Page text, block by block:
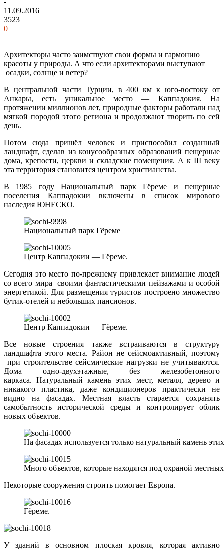
11.09.2016
3523
0
Архитекторы часто заимствуют свои формы и гармонию
красоты у природы. А что если архитекторами выступают
осадки, солнце и ветер?
В центральной части Турции, в 400 км к юго-востоку от
Анкары, есть уникальное место — Каппадокия. На
протяжении миллионов лет, природные факторы работали над
мягкой породой этого региона и продолжают творить по сей
день.
Потом сюда пришёл человек и приспособил созданный
ландшафт, сделав из конусообразных образований пещерные
дома, крепости, церкви и складские помещения. А к III веку
эта территория становится центром христианства.
В 1985 году Национальный парк Гёреме и пещерные
поселения Каппадокии включены в список мирового
наследия ЮНЕСКО.
Национальный парк Гёреме
Центр Каппадокии — Гёреме.
Сегодня это место по-прежнему привлекает внимание людей
со всего мира своими фантастическими пейзажами и особой
энергетикой. Для размещения туристов построено множество
бутик-отелей и небольших пансионов.
Центр Каппадокии — Гёреме.
Все новые строения также встраиваются в структуру
ландшафта этого места. Район не сейсмоактивный, поэтому
при строительстве сейсмические нагрузки не учитываются.
Дома одно-двухэтажные, без железобетонного
каркаса. Натуральный камень этих мест, металл, дерево и
никакого пластика, даже кондиционеров практически не
видно на фасадах. Местная власть старается сохранять
самобытность исторической среды и контролирует облик
новых объектов.
На фасадах используется только натуральный камень
Много объектов, которые находятся под охраной
Некоторые сооружения строить помогает Европа.
Гёреме.
У зданий в основном плоская кровля, которая активно